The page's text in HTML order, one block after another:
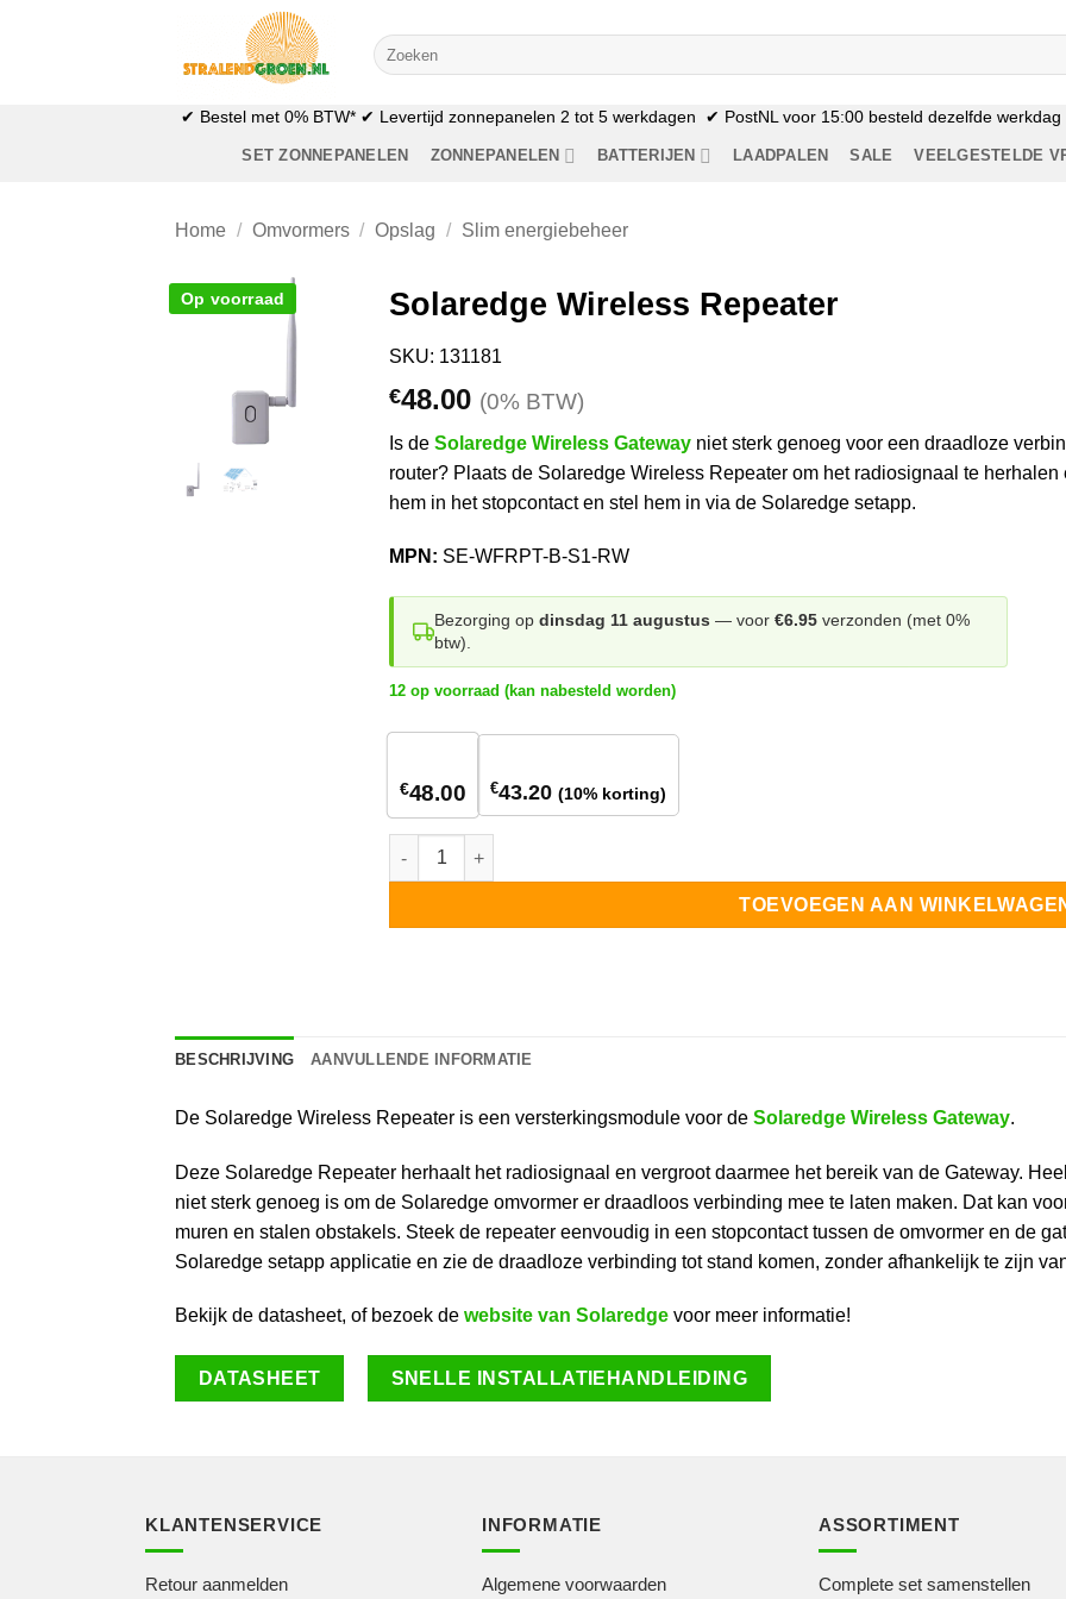
Zoeken
naar:
✔ Bestel met 0% BTW* ✔ Levertijd zonnepanelen 2 tot 5 werkdagen ✔ PostNL voor 15:00 besteld dezelfde
SET ZONNEPANELEN ZONNEPANELEN BATTERIJEN LAADPALEN SALE VEELGESTELDE
Home / Omvormers / Opslag / Slim energiebeheer
Op voorraad Solaredge Wireless Repeater
SKU: 131181
€48.00 (0% BTW)
Is de Solaredge Wireless Gateway niet sterk genoeg voor een draadloze
router? Plaats de Solaredge Wireless Repeater om het radiosignaal te
hem in het stopcontact en stel hem in via de Solaredge setapp.
MPN: SE-WFRPT-B-S1-RW
Bezorging op dinsdag 11 augustus — voor €6.95 verzonden (met 0%
btw).
12 op voorraad (kan nabesteld worden)
€48.00 €43.20 (10% korting)
Solaredge Wireless Repeater aantal
TOEVOEGEN AAN
BESCHRIJVING AANVULLENDE INFORMATIE
De Solaredge Wireless Repeater is een versterkingsmodule voor de Solaredge Wireless Gateway.
Deze Solaredge Repeater herhaalt het radiosignaal en vergroot daarmee het bereik van de Gateway.
niet sterk genoeg is om de Solaredge omvormer er draadloos verbinding mee te laten maken. Dat kan
muren en stalen obstakels. Steek de repeater eenvoudig in een stopcontact tussen de omvormer en de
Solaredge setapp applicatie en zie de draadloze verbinding tot stand komen, zonder afhankelijk te zijn
Bekijk de datasheet, of bezoek de website van Solaredge voor meer informatie!
DATASHEET SNELLE INSTALLATIEHANDLEIDING
KLANTENSERVICE
Retour aanmelden
INFORMATIE
Algemene voorwaarden
ASSORTIMENT
Complete set samenstellen